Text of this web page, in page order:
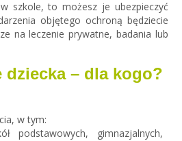
szkole, to możesz je ubezpieczyć
objętego ochroną będziecie
na leczenie prywatne, badania lub
dziecka – dla kogo?
w tym:
podstawowych, gimnazjalnych,